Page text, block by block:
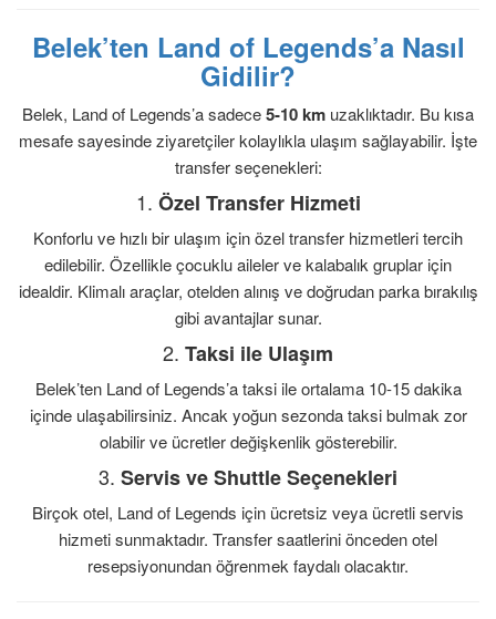
Belek’ten Land of Legends’a Nasıl
Gidilir?
Belek, Land of Legends’a sadece5-10 km uzaklıktadır. Bu kısa
mesafe sayesinde ziyaretçiler kolaylıkla ulaşım sağlayabilir. İşte
transfer seçenekleri:
1. Özel Transfer Hizmeti
Konforlu ve hızlı bir ulaşım için özel transfer hizmetleri tercih
edilebilir. Özellikle çocuklu aileler ve kalabalık gruplar için
idealdir. Klimalı araçlar, otelden alınış ve doğrudan parka bırakılış
gibi avantajlar sunar.
2. Taksi ile Ulaşım
Belek’ten Land of Legends’a taksi ile ortalama 10-15 dakika
içinde ulaşabilirsiniz. Ancak yoğun sezonda taksi bulmak zor
olabilir ve ücretler değişkenlik gösterebilir.
3. Servis ve Shuttle Seçenekleri
Birçok otel, Land of Legends için ücretsiz veya ücretli servis
hizmeti sunmaktadır. Transfer saatlerini önceden otel
resepsiyonundan öğrenmek faydalı olacaktır.